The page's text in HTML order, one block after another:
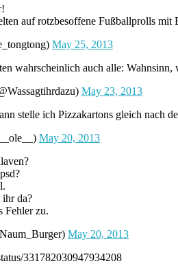
auf rotzbesoffene Fußballprolls
May 25, 2013
wahrscheinlich auch alle: Wahnsinn,
May 23, 2013
stelle ich Pizzakartons gleich nach
May 20, 2013
ihr da?
Fehler zu.
May 20, 2013
331782030947934208